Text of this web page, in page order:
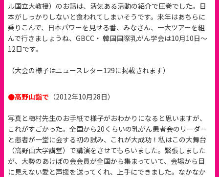
ル国立大教授）のお話は、活気ある活動の紹介で圧巻でした。日
本がしっかりしないと食われてしまいそうです。来年はあちらに
乗りこんで、日本パワーを見せる番、みなさん、一大ツアーを組
んで行きましょうね、GBCC・ 韓国国際乳がん学会は10月10日～
12日です。
（大会の様子はニュースレター129に掲載されます）
●高野山詣で （2012年10月28日）
写真と梅村先生のお手紙で様子がおわかりになると思いますが、
これがすごかった。全国から20くらいの乳がん患者会のリーダー
と患者が一堂に会する初の試み、これが大成功！私はこの大舞台
（高野山大学講堂）で講演をさせてもらいました。緊張しました
が、大勢のあけぼの会会員が全国から集まっていて、会場から目
に見えない愛と声援を送ってくれ、上手にできました。なかなか